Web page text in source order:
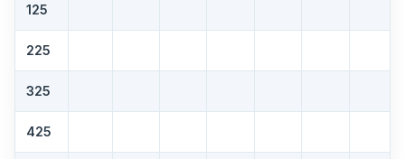
125
225
325
425